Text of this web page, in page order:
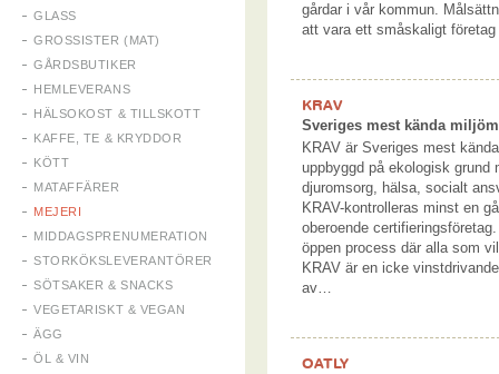
GLASS
GROSSISTER (MAT)
GÅRDSBUTIKER
HEMLEVERANS
HÄLSOKOST & TILLSKOTT
KAFFE, TE & KRYDDOR
KÖTT
MATAFFÄRER
MEJERI
MIDDAGSPRENUMERATION
STORKÖKSLEVERANTÖRER
SÖTSAKER & SNACKS
VEGETARISKT & VEGAN
ÄGG
ÖL & VIN
gårdar i vår kommun.
att vara ett småskaligt
KRAV
Sveriges mest kända
KRAV är Sveriges mest
uppbyggd på ekologisk grund
djuromsorg, hälsa, socialt
KRAV-kontrolleras minst en
oberoende
öppen process där alla som
KRAV är en icke
av…
OATLY